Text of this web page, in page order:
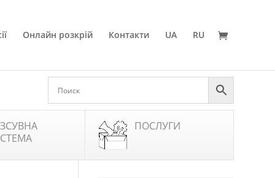
Онлайн розкрій Контакти UA RU
ПОСЛУГИ